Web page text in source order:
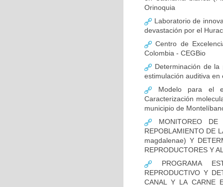
Orinoquia
Laboratorio de
devastación por el
Centro de
Colombia - CEGBio
Determinación de
estimulación auditiva
Modelo para el
Caracterización
municipio de
MONITOREO DE
REPOBLAMIENTO DE
magdalenae) Y
REPRODUCTORES Y
PROGRAMA
REPRODUCTIVO Y
CANAL Y LA CARNE